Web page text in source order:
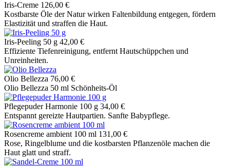
Iris-Creme 126,00 €
Kostbarste Öle der Natur wirken Faltenbildung entgegen, fördern
Elastizität und straffen die Haut.
Iris-Peeling 50 g 42,00 €
Effiziente Tiefenreinigung, entfernt Hautschüppchen und
Unreinheiten.
Olio Bellezza 76,00 €
Olio Bellezza 50 ml Schönheits-Öl
Pflegepuder Harmonie 100 g 34,00 €
Entspannt gereizte Hautpartien. Sanfte Babypflege.
Rosencreme ambient 100 ml 131,00 €
Rose, Ringelblume und die kostbarsten Pflanzenöle machen die
Haut glatt und straff.